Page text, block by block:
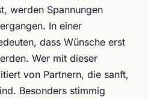
werden Spannungen
In einer
dass Wünsche erst
Wer mit dieser
von Partnern, die sanft,
Besonders stimmig